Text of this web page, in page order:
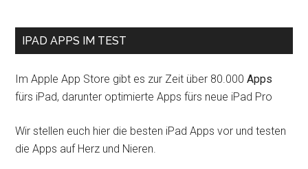
IPAD APPS IM TEST
Im Apple App Store gibt es zur Zeit über 80.000Apps
fürs iPad, darunter optimierte Apps fürs neue iPad Pro
Wir stellen euch hier die besten iPad Apps vor und testen
die Apps auf Herz und Nieren.